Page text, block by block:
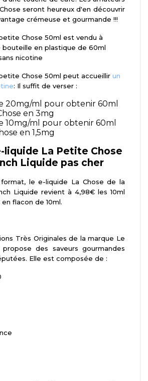
seront heureux d'en découvrir
crémeuse et gourmande !!!
Chose 50ml est vendu à
bouteille en plastique de 60ml
nicotine
Chose 50ml peut accueillir un
: Il suffit de verser :
20mg/ml pour obtenir 60ml
en 3mg
10mg/ml pour obtenir 60ml
en 1,5mg
liquide La Petite Chose
Liquide pas cher
le e-liquide La Chose de la
Liquide revient à 4,98€ les 10ml
flacon de 10ml.
Très Originales de la marque Le
des saveurs gourmandes
Elle est composée de :